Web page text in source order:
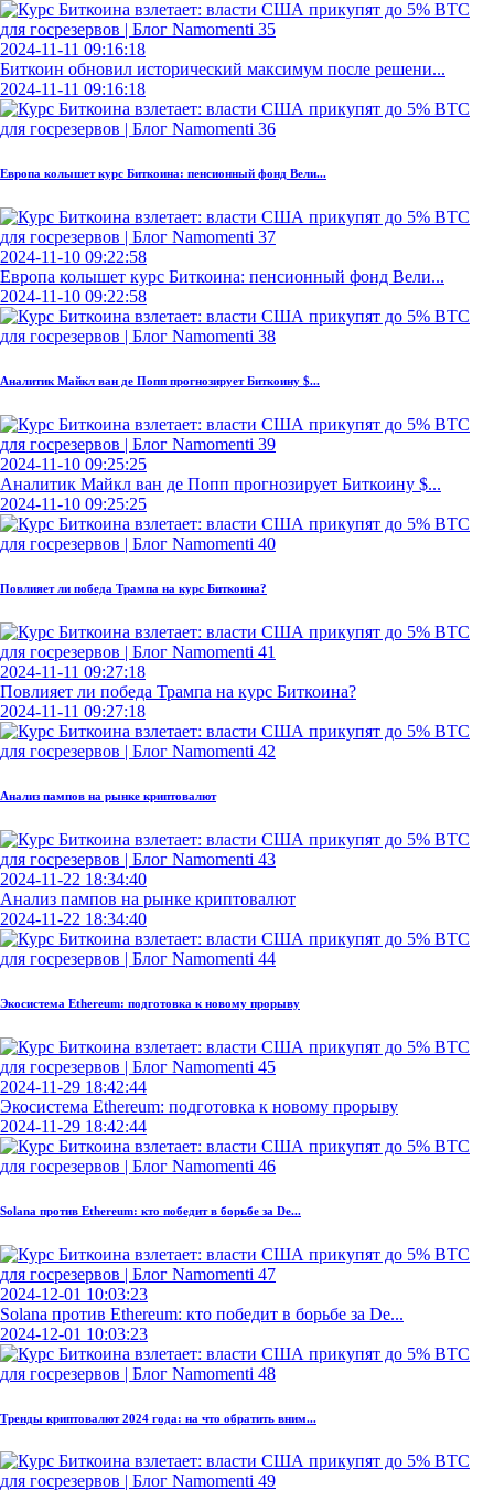
2024-11-11 09:16:18
Биткоин обновил исторический максимум после решени...
2024-11-11 09:16:18
Европа колышет курс Биткоина: пенсионный фонд Вели...
2024-11-10 09:22:58
Европа колышет курс Биткоина: пенсионный фонд Вели...
2024-11-10 09:22:58
Аналитик Майкл ван де Попп прогнозирует Биткоину $...
2024-11-10 09:25:25
Аналитик Майкл ван де Попп прогнозирует Биткоину $...
2024-11-10 09:25:25
Повлияет ли победа Трампа на курс Биткоина?
2024-11-11 09:27:18
Повлияет ли победа Трампа на курс Биткоина?
2024-11-11 09:27:18
Анализ пампов на рынке криптовалют
2024-11-22 18:34:40
Анализ пампов на рынке криптовалют
2024-11-22 18:34:40
Экосистема Ethereum: подготовка к новому прорыву
2024-11-29 18:42:44
Экосистема Ethereum: подготовка к новому прорыву
2024-11-29 18:42:44
Solana против Ethereum: кто победит в борьбе за De...
2024-12-01 10:03:23
Solana против Ethereum: кто победит в борьбе за De...
2024-12-01 10:03:23
Тренды криптовалют 2024 года: на что обратить вним...